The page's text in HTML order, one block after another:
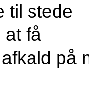
til stede
at få
på